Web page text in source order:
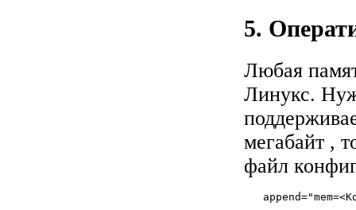
5.
Любая
Линукс.
мегабайт ,
файл